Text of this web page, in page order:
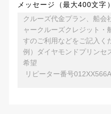
メッセージ（最大400文字）